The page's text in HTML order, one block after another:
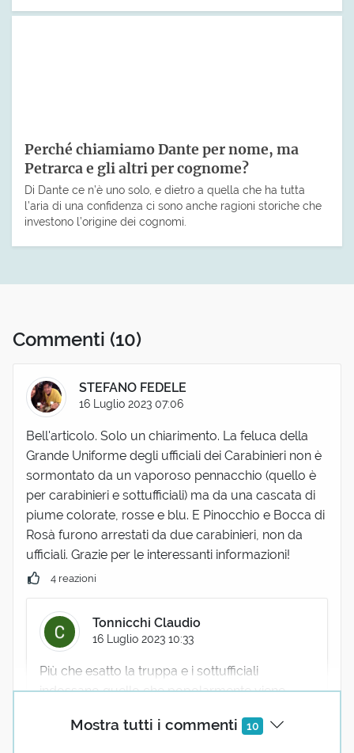
Perché chiamiamo Dante per nome, ma
Petrarca e gli altri per cognome?
Di Dante ce n’è uno solo, e dietro a quella che ha tutta
l’aria di una confidenza ci sono anche ragioni storiche che
investono l’origine dei cognomi.
Commenti (10)
Mostra tutti i commenti 10
STEFANO FEDELE
16 Luglio 2023 07:06
Bell'articolo. Solo un chiarimento. La feluca della
Grande Uniforme degli ufficiali dei Carabinieri non è
sormontato da un vaporoso pennacchio (quello è
per carabinieri e sottufficiali) ma da una cascata di
piume colorate, rosse e blu. E Pinocchio e Bocca di
Rosà furono arrestati da due carabinieri, non da
ufficiali. Grazie per le interessanti informazioni!
4 reazioni
Tonnicchi Claudio
16 Luglio 2023 10:33
Più che esatto la truppa e i sottufficiali
indossano quello che popolarmente viene
www.carabinieri.it